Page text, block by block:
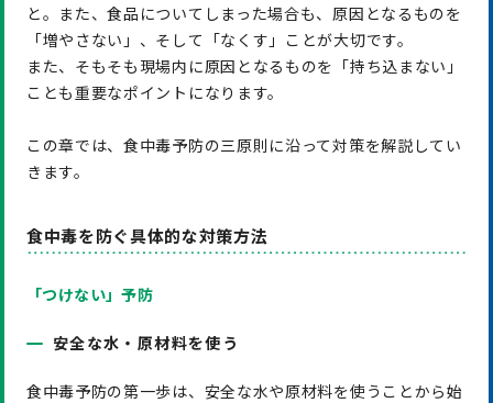
と。また、食品についてしまった場合も、原因となるものを
「増やさない」、そして「なくす」ことが大切です。
また、そもそも現場内に原因となるものを「持ち込まない」
ことも重要なポイントになります。
この章では、食中毒予防の三原則に沿って対策を解説してい
きます。
食中毒を防ぐ具体的な対策方法
「つけない」予防
安全な水・原材料を使う
食中毒予防の第一歩は、安全な水や原材料を使うことから始